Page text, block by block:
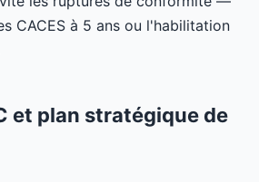
CACES à 5 ans ou l'habilitation
et plan stratégique de